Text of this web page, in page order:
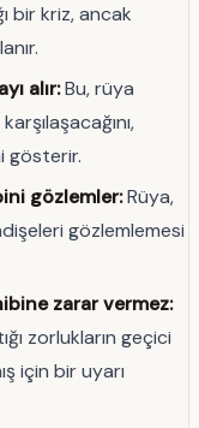
bir kriz, ancak
alır:Bu, rüya
gösterir.
gözlemler:Rüya,
gözlemlemesi
zarar vermez:
zorlukların geçici
için bir uyarı